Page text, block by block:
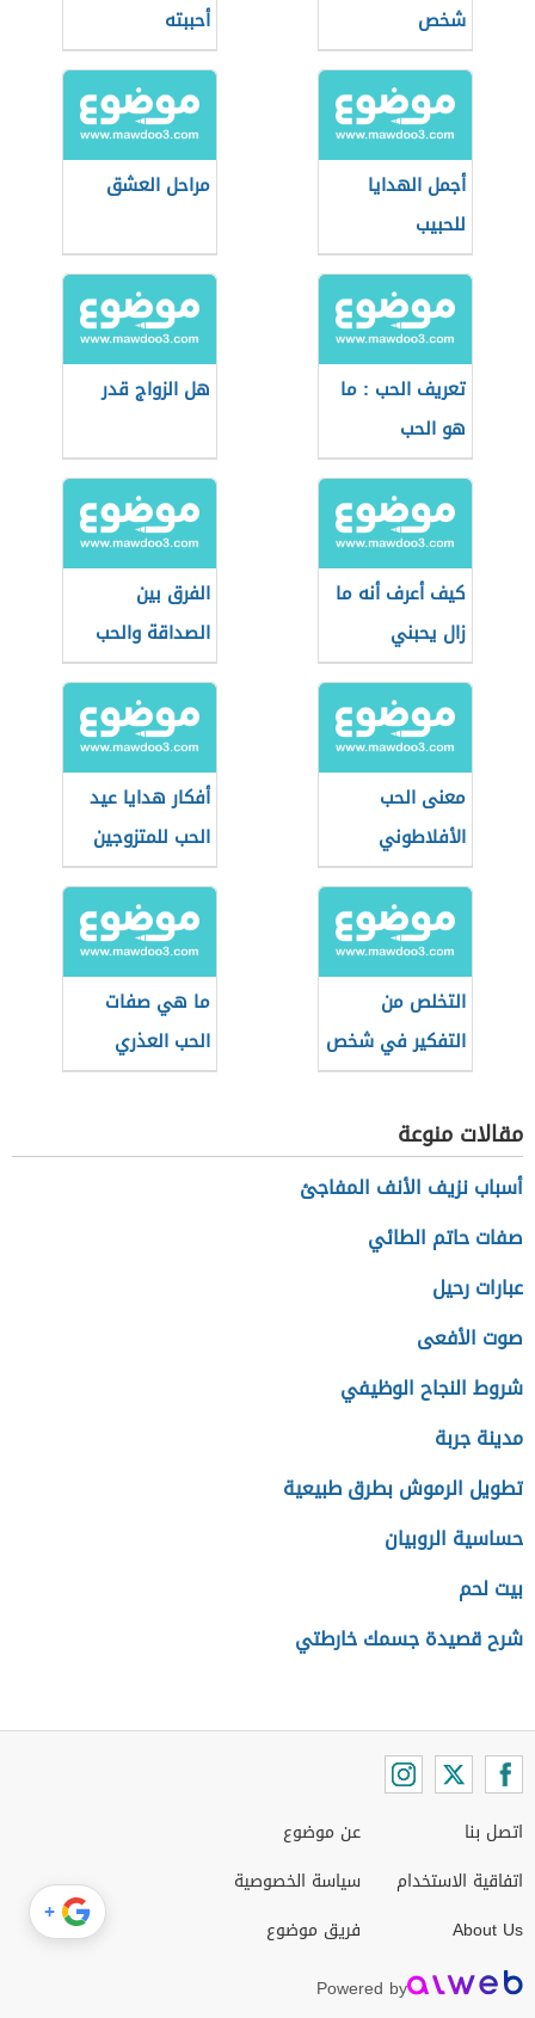
شخص
أحببته
أجمل الهدايا
للحبيب
مراحل العشق
تعريف الحب : ما
هو الحب
هل الزواج قدر
كيف أعرف أنه ما
زال يحبني
الفرق بين
الصداقة والحب
معنى الحب
الأفلاطوني
أفكار هدايا عيد
الحب للمتزوجين
التخلص من
التفكير في شخص
ما هي صفات
الحب العذري
مقالات منوعة
أسباب نزيف الأنف المفاجئ
صفات حاتم الطائي
عبارات رحيل
صوت الأفعى
شروط النجاح الوظيفي
مدينة جربة
تطويل الرموش بطرق طبيعية
حساسية الروبيان
بيت لحم
شرح قصيدة جسمك خارطتي
اتصل بنا
اتفاقية الاستخدام
About Us
عن موضوع
سياسة الخصوصية
فريق موضوع
Powered by
+